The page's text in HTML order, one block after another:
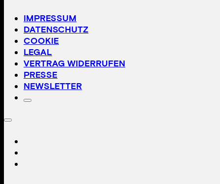
IMPRESSUM
DATENSCHUTZ
COOKIE
LEGAL
VERTRAG WIDERRUFEN
PRESSE
NEWSLETTER